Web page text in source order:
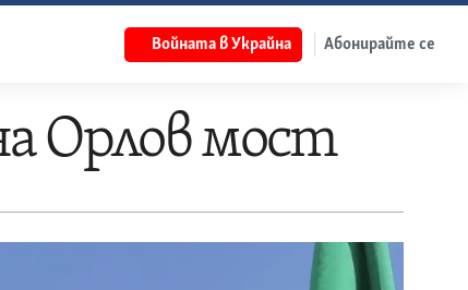
Войната в Украйна Абонирайте се
Орлов мост